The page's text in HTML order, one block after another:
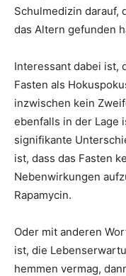
Schulmedizin darauf,
das Altern gefunden
Interessant dabei ist,
Fasten als
inzwischen kein
ebenfalls in der Lage
signifikante
ist, dass das Fasten
Nebenwirkungen
Rapamycin.
Oder mit anderen
ist, die
hemmen vermag,